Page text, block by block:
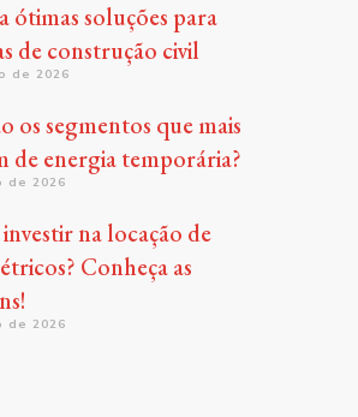
ótimas soluções para
de construção civil
de 2026
os segmentos que mais
de energia temporária?
de 2026
na locação de
Conheça as
de 2026